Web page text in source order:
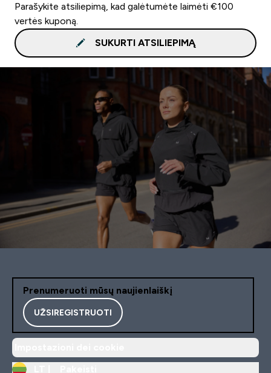
Parašykite atsiliepimą, kad galėtumėte laimėti €100
vertės kuponą.
SUKURTI ATSILIEPIMĄ
Prenumeruoti mūsų naujienlaiškį
UŽSIREGISTRUOTI